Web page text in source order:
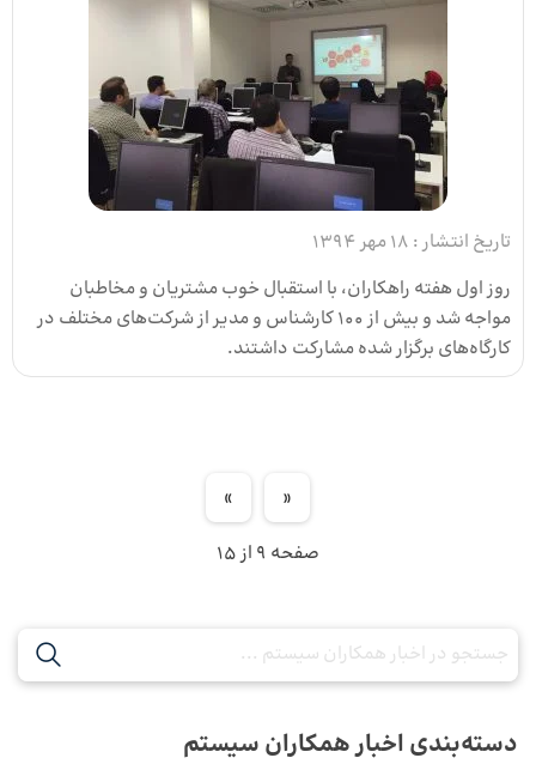
تاریخ انتشار : 18 مهر 1394
روز اول هفته راهکاران، با استقبال خوب مشتریان و مخاطبان
مواجه شد و بیش از ۱۰۰ کارشناس و مدیر از شرکت‌های مختلف در
کارگاه‌های برگزار شده مشارکت داشتند.
«
»
صفحه 9 از 15
دسته‌بندی اخبار همکاران سیستم